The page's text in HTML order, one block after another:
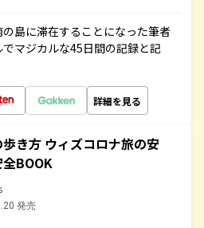
島に滞在することになった筆者
マジカルな45日間の記録と記
詳細を見る
き方 ウィズコロナ旅の安
BOOK
発売